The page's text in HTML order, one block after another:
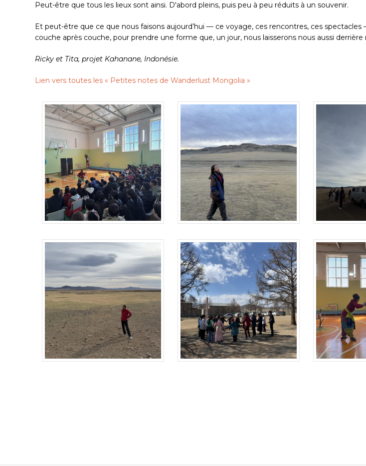
Peut-être que tous les lieux sont ainsi. D'abord pleins, puis peu à peu réduits à un souvenir.
Et peut-être que ce que nous faisons aujourd’hui — ce voyage, ces rencontres, ces spectacles
couche après couche, pour prendre une forme que, un jour, nous laisserons nous aussi derrière
Ricky et Tita, projet Kahanane, Indonésie.
Lien vers toutes les « Petites notes de Wanderlust Mongolia »